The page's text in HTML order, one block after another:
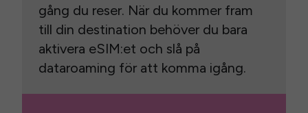
gång du reser. När du kommer fram
till din destination behöver du bara
aktivera eSIM:et och slå på
dataroaming för att komma igång.